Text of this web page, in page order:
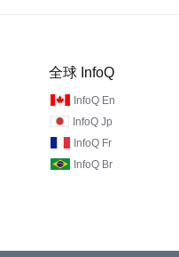
全球 InfoQ
InfoQ En
InfoQ Jp
InfoQ Fr
InfoQ Br